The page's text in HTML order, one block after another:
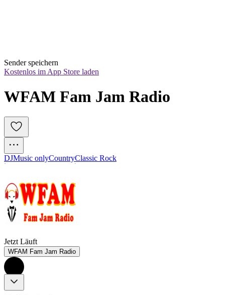
Sender speichern
Kostenlos im App Store laden
WFAM Fam Jam Radio
DJMusic onlyCountryClassic Rock
Jetzt Läuft
WFAM Fam Jam Radio